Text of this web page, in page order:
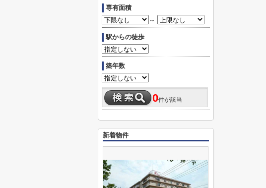
専有面積
～
駅からの徒歩
築年数
0件が該当
新着物件